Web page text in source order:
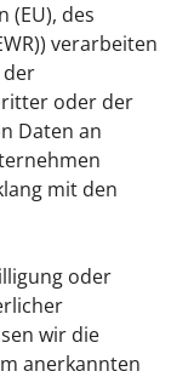
(EU), des
verarbeiten
der
oder der
Daten an
mit den
oder
wir die
anerkannten